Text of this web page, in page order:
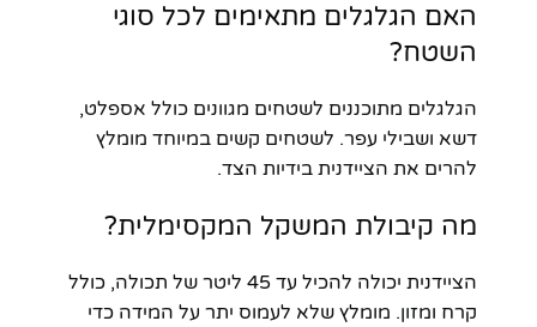
האם הגלגלים מתאימים לכל סוגי
השטח?
הגלגלים מתוכננים לשטחים מגוונים כולל אספלט,
דשא ושבילי עפר. לשטחים קשים במיוחד מומלץ
להרים את הציידנית בידיות הצד.
מה קיבולת המשקל המקסימלית?
הציידנית יכולה להכיל עד 45 ליטר של תכולה, כולל
קרח ומזון. מומלץ שלא לעמוס יתר על המידה כדי